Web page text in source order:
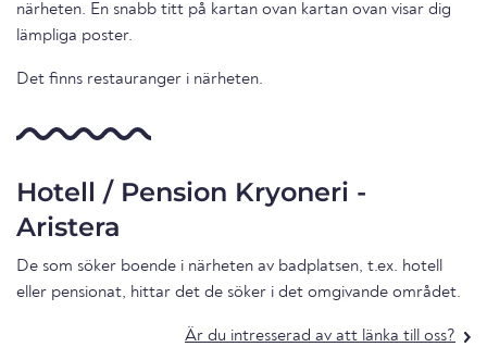
närheten. En snabb titt på kartan ovan kartan ovan visar dig
lämpliga poster.
Det finns restauranger i närheten.
Hotell / Pension Kryoneri -
Aristera
De som söker boende i närheten av badplatsen, t.ex. hotell
eller pensionat, hittar det de söker i det omgivande området.
Är du intresserad av att länka till oss?